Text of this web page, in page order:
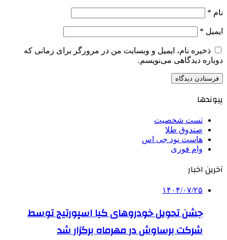
نام *
ایمیل *
ذخیره نام، ایمیل و وبسایت من در مرورگر برای زمانی که
دوباره دیدگاهی می‌نویسم.
پیوندها
تست شخصیت
صندوق طلا
هاست نود جی اس
وام فوری
آخرین اخبار
۱۴۰۴/۰۷/۲۵
جشن تحویل خودروهای کیا اسپورتیج توسط
شرکت برساوش در مهرماه برگزار شد